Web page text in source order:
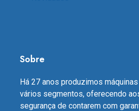
Sobre
Há 27 anos produzimos
vários segmentos, oferecendo
segurança de contarem com